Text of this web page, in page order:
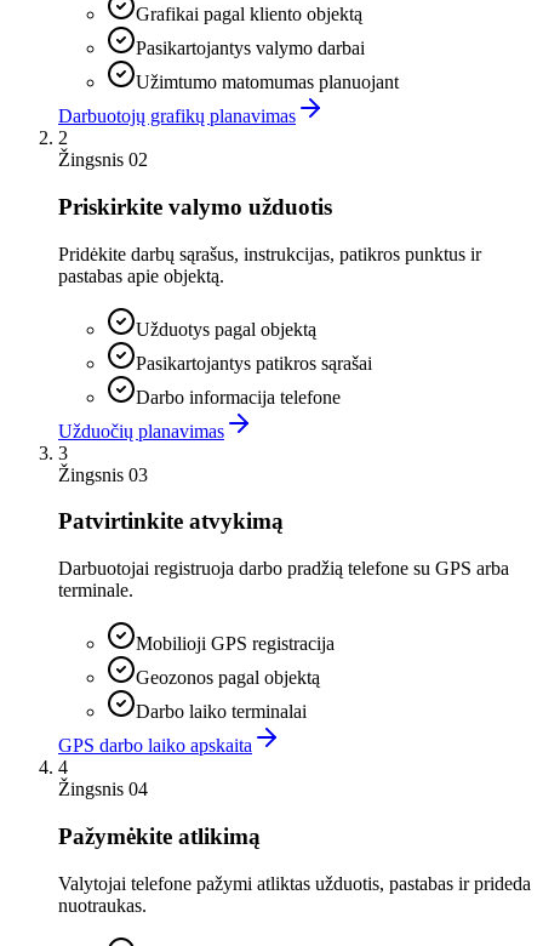
Grafikai pagal kliento objektą
Pasikartojantys valymo darbai
Užimtumo matomumas planuojant
Darbuotojų grafikų planavimas
2
Žingsnis 02
Priskirkite valymo užduotis
Pridėkite darbų sąrašus, instrukcijas, patikros punktus ir
pastabas apie objektą.
Užduotys pagal objektą
Pasikartojantys patikros sąrašai
Darbo informacija telefone
Užduočių planavimas
3
Žingsnis 03
Patvirtinkite atvykimą
Darbuotojai registruoja darbo pradžią telefone su GPS arba
terminale.
Mobilioji GPS registracija
Geozonos pagal objektą
Darbo laiko terminalai
GPS darbo laiko apskaita
4
Žingsnis 04
Pažymėkite atlikimą
Valytojai telefone pažymi atliktas užduotis, pastabas ir prideda
nuotraukas.